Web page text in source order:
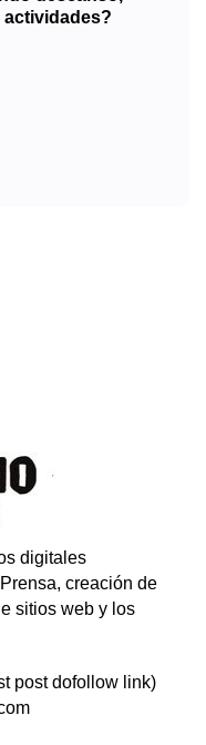
digitales
creación de
sitios web y los
post dofollow link)